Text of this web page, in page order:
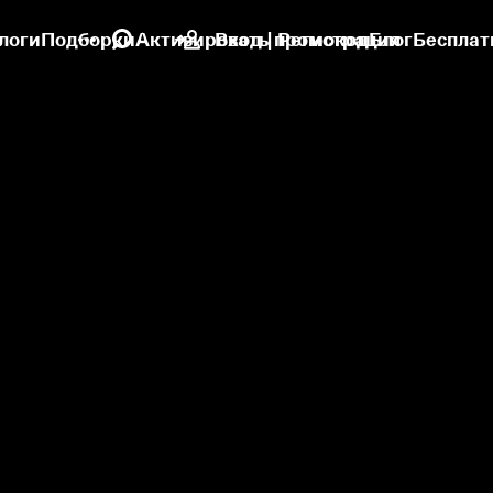
ПодборкиАктивировать промокодБлог
Вход | Регистрация